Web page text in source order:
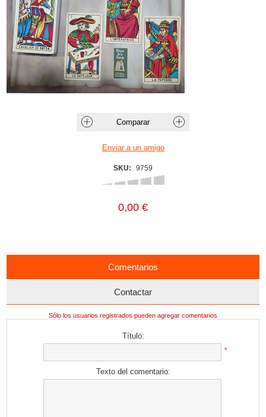
SKU: 9759
0,00 €
Comentarios
Contactar
Sólo los usuarios registrados pueden agregar comentarios
Título:
*
Texto del comentario: